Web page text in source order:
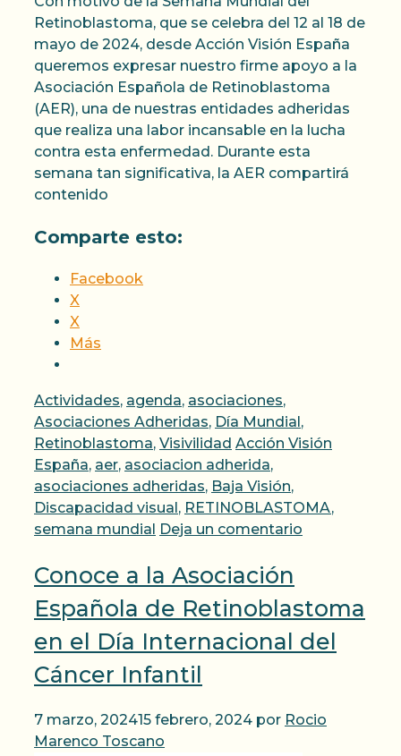
Retinoblastoma, que se celebra del 12 al 18 de
mayo de 2024, desde Acción Visión España
queremos expresar nuestro firme apoyo a la
Asociación Española de Retinoblastoma
(AER), una de nuestras entidades adheridas
que realiza una labor incansable en la lucha
contra esta enfermedad. Durante esta
semana tan significativa, la AER compartirá
contenido
Comparte esto:
Facebook
X
X
Más
Categorías
Actividades, agenda, asociaciones,
Asociaciones Adheridas, Día Mundial,
Retinoblastoma, Visivilidad Etiquetas
Acción Visión
España, aer, asociacion adherida,
asociaciones adheridas, Baja Visión,
Discapacidad visual, RETINOBLASTOMA,
semana mundial Deja un comentario
Conoce a la Asociación
Española de Retinoblastoma
en el Día Internacional del
Cáncer Infantil
7 marzo, 202415 febrero, 2024 por Rocio
Marenco Toscano